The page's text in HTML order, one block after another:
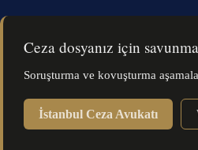
Ceza dosyanız için
Soruşturma ve kovuşturma
İstanbul Ceza Avukatı